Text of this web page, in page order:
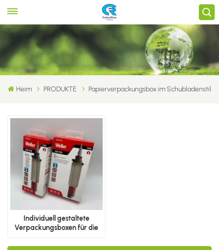
Heim PRODUKTE Papierverpackungsbox im Schubladenstil
Individuell gestaltete
Verpackungsboxen für die